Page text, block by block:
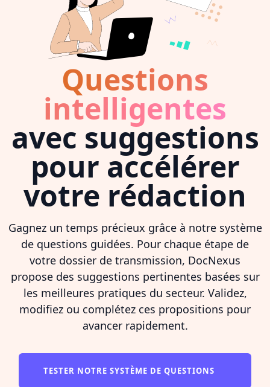
Questions
intelligentes
avec suggestions
pour accélérer
votre rédaction
Gagnez un temps précieux grâce à notre système
de questions guidées. Pour chaque étape de
votre dossier de transmission, DocNexus
propose des suggestions pertinentes basées sur
les meilleures pratiques du secteur. Validez,
modifiez ou complétez ces propositions pour
avancer rapidement.
TESTER NOTRE SYSTÈME DE QUESTIONS